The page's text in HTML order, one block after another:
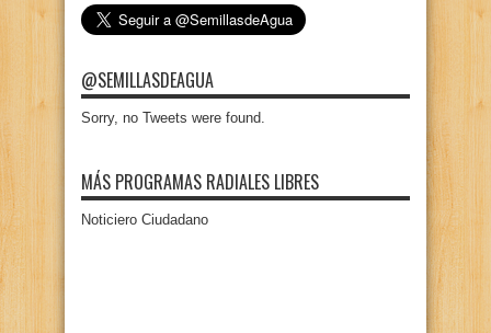
@SEMILLASDEAGUA
Sorry, no Tweets were found.
MÁS PROGRAMAS RADIALES LIBRES
Noticiero Ciudadano